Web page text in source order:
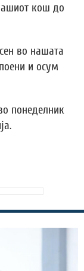
кош до
во нашата
и осум
понеделник